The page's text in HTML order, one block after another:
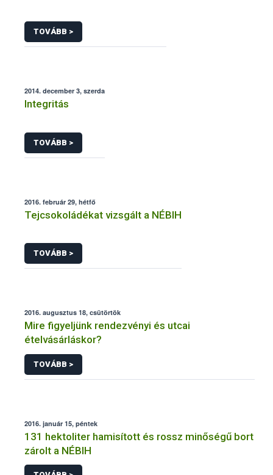
TOVÁBB >
2014. december 3, szerda
Integritás
TOVÁBB >
2016. február 29, hétfő
Tejcsokoládékat vizsgált a NÉBIH
TOVÁBB >
2016. augusztus 18, csütörtök
Mire figyeljünk rendezvényi és utcai
ételvásárláskor?
TOVÁBB >
2016. január 15, péntek
131 hektoliter hamisított és rossz minőségű bort
zárolt a NÉBIH